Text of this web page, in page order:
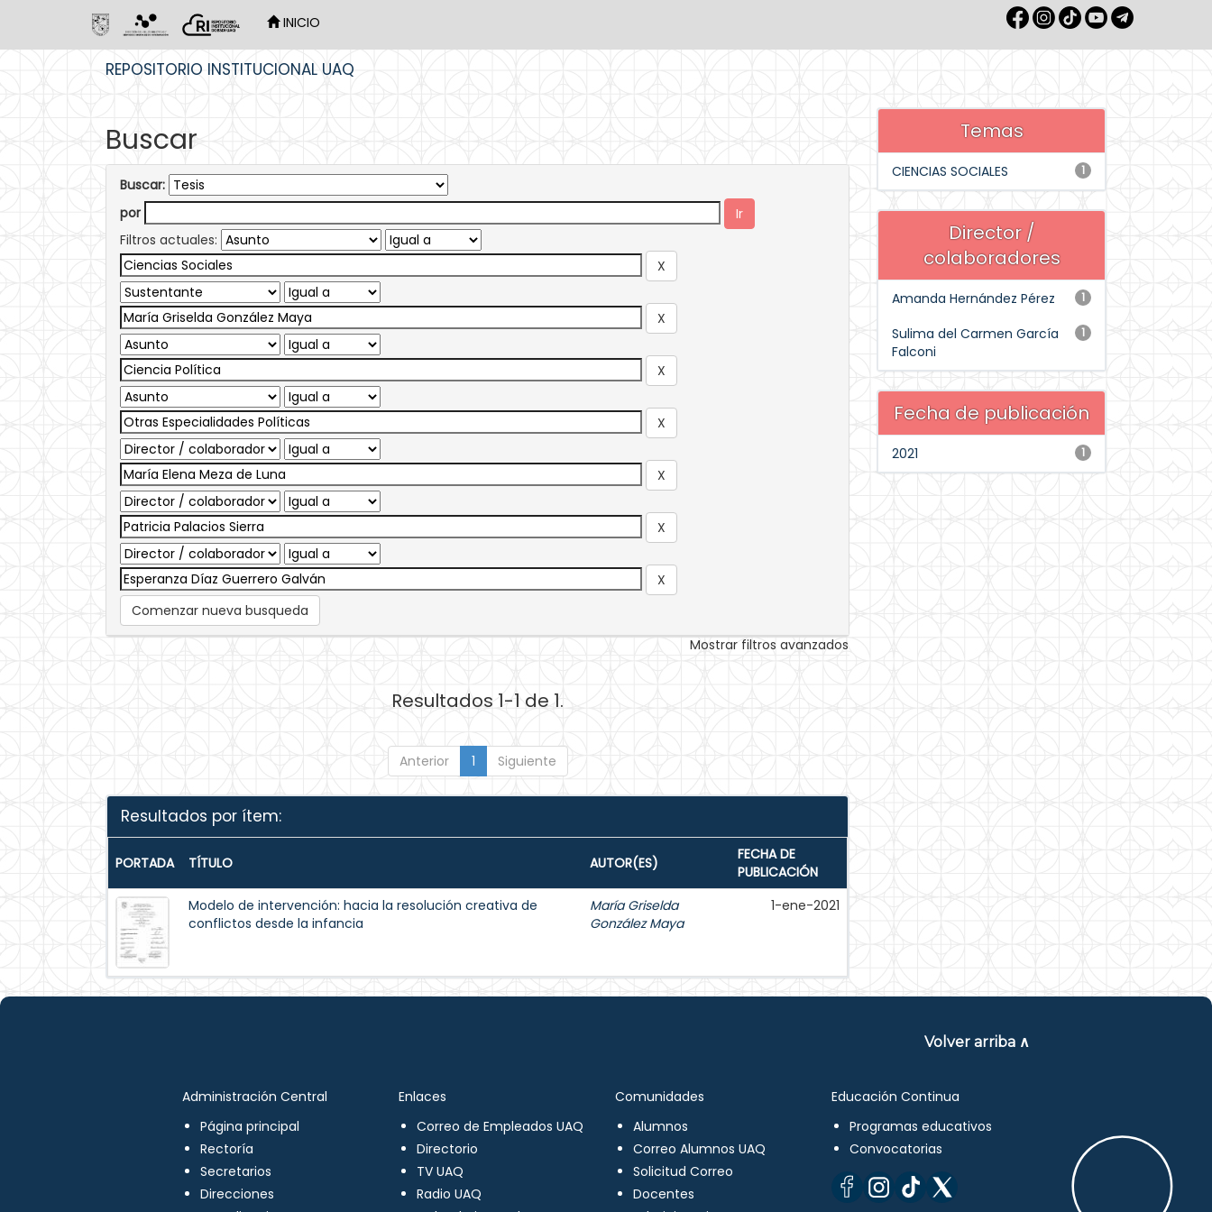
INICIO
REPOSITORIO INSTITUCIONAL UAQ
Buscar
Buscar:
por
Filtros actuales:
Comenzar nueva busqueda
Mostrar filtros avanzados
Resultados 1-1 de 1.
Anterior 1 Siguiente
Resultados por ítem:
PORTADA TÍTULO AUTOR(ES)
FECHA DE
PUBLICACIÓN
Modelo de intervención: hacia la resolución creativa de
conflictos desde la infancia
María Griselda
González Maya
1-ene-2021
Temas
1
CIENCIAS SOCIALES
Director /
colaboradores
1
Amanda Hernández Pérez
1
Sulima del Carmen García
Falconi
Fecha de publicación
1
2021
Volver arriba ∧
Administración Central
Página principal
Rectoría
Secretarios
Direcciones
Enlaces
Correo de Empleados UAQ
Directorio
TV UAQ
Radio UAQ
Comunidades
Alumnos
Correo Alumnos UAQ
Solicitud Correo
Docentes
Educación Continua
Programas educativos
Convocatorias